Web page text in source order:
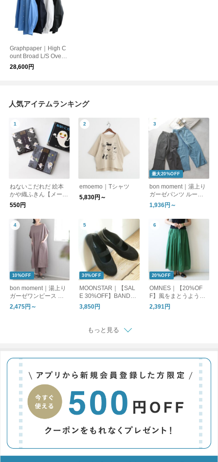
Graphpaper｜High C
ount Broad L/S Oversi
zed Band Collar Shirt
28,600円
人気アイテムランキング
ねないこだれだ 絵本
かや織ふきん【メール
便可】
550円
emoemo｜Tシャツ
5,830円～
最大20%OFF
bon moment｜湯上り
ガーゼパンツ ルーム
パンツ
1,936円～
10%OFF
bon moment｜湯上り
ガーゼワンピース ル
ームワンピース
2,475円～
30%OFF
MOONSTAR｜【SAL
E 30%OFF】BANDBA
LLET バンドバレー バ
レーシューズ フラッ
3,850円
20%OFF
OMNES｜【20%OF
F】風をまとうように
軽やかに。一枚で決ま
る主役ロングスカート
2,391円
もっと見る